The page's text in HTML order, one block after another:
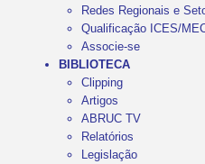
Redes Regionais e
Qualificação ICES/
Associe-se
BIBLIOTECA
Clipping
Artigos
ABRUC TV
Relatórios
Legislação